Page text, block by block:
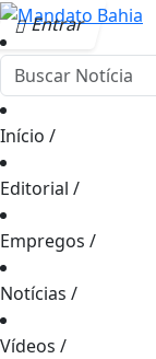
Entrar
Início /
Editorial /
Empregos /
Notícias /
Vídeos /